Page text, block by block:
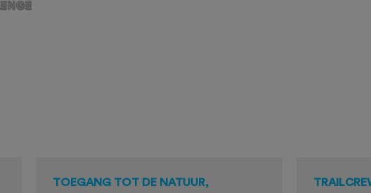
TOEGANG TOT DE NATUUR,